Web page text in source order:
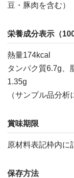
豆・豚肉を含む）
栄養成分表示（
熱量174kcal
タンパク質6.7g、
1.35g
（サンプル品分析
賞味期限
原材料表記枠内に
保存方法